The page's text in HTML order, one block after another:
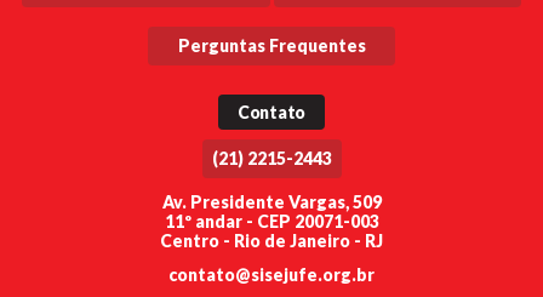
Perguntas Frequentes
Contato
(21) 2215-2443
Av. Presidente Vargas, 509
11º andar - CEP 20071-003
Centro - Rio de Janeiro - RJ
contato@sisejufe.org.br